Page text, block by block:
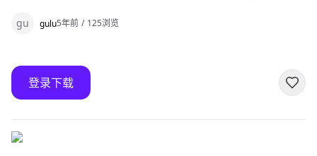
gu gulu5年前 / 125浏览
登录下载